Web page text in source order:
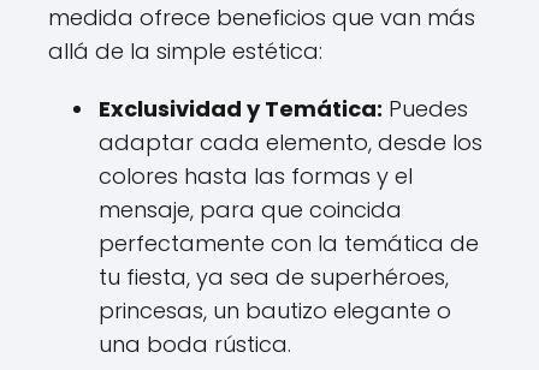
medida ofrece beneficios que van más
allá de la simple estética:
Exclusividad y Temática: Puedes
adaptar cada elemento, desde los
colores hasta las formas y el
mensaje, para que coincida
perfectamente con la temática de
tu fiesta, ya sea de superhéroes,
princesas, un bautizo elegante o
una boda rústica.